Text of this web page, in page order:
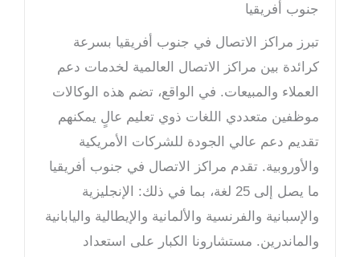
جنوب أفريقيا
تبرز مراكز الاتصال في جنوب أفريقيا بسرعة
كرائدة بين مراكز الاتصال العالمية لخدمات دعم
العملاء والمبيعات. في الواقع، تضم هذه الوكالات
موظفين متعددي اللغات ذوي تعليم عالٍ يمكنهم
تقديم دعم عالي الجودة للشركات الأمريكية
والأوروبية. تقدم مراكز الاتصال في جنوب أفريقيا
ما يصل إلى 25 لغة، بما في ذلك: الإنجليزية
والإسبانية والفرنسية والألمانية والإيطالية واليابانية
والماندرين. مستشارونا الكبار على استعداد